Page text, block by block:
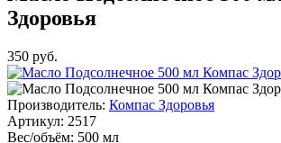
Здоровья
350 руб.
Производитель: Компас Здоровья
Артикул: 2517
Вес/объём: 500 мл